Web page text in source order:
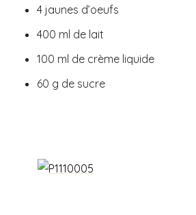
4 jaunes d’oeufs
400 ml de lait
100 ml de crème liquide
60 g de sucre